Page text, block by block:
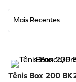
Mais Recentes
Tênis Box 200